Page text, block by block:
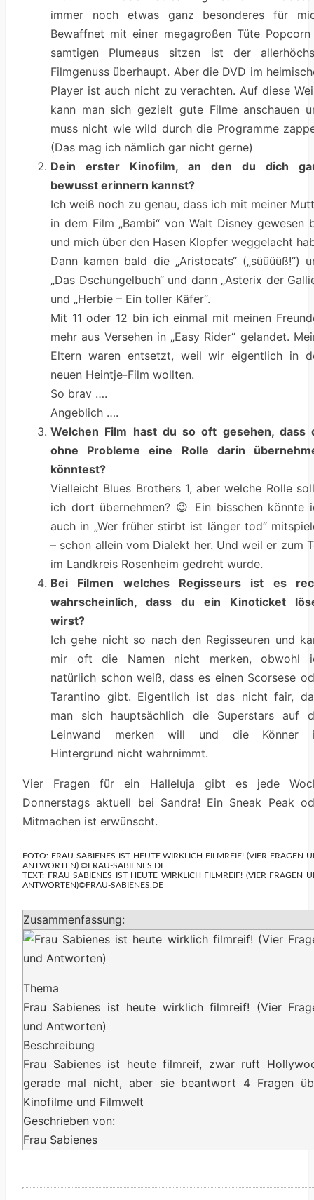
immer noch etwas ganz besonderes für
Bewaffnet mit einer megagroßen Tüte
samtigen Plumeaus sitzen ist der
Filmgenuss überhaupt. Aber die DVD im
Player ist auch nicht zu verachten. Auf diese
kann man sich gezielt gute Filme anschauen
muss nicht wie wild durch die Programme
(Das mag ich nämlich gar nicht gerne)
Dein erster Kinofilm, an den du dich
bewusst erinnern kannst?
Ich weiß noch zu genau, dass ich mit meiner
in dem Film „Bambi“ von Walt Disney gewesen
und mich über den Hasen Klopfer weggelacht
Dann kamen bald die „Aristocats“ („süüüüß!“)
„Das Dschungelbuch“ und dann „Asterix der
und „Herbie – Ein toller Käfer“.
Mit 11 oder 12 bin ich einmal mit meinen
mehr aus Versehen in „Easy Rider“ gelandet.
Eltern waren entsetzt, weil wir eigentlich in
neuen Heintje-Film wollten.
So brav ….
Angeblich ….
Welchen Film hast du so oft gesehen, dass
ohne Probleme eine Rolle darin
könntest?
Vielleicht Blues Brothers 1, aber welche Rolle
ich dort übernehmen? 😉 Ein bisschen könnte
auch in „Wer früher stirbt ist länger tod“
– schon allein vom Dialekt her. Und weil er zum
im Landkreis Rosenheim gedreht wurde.
Bei Filmen welches Regisseurs ist es
wahrscheinlich, dass du ein Kinoticket
wirst?
Ich gehe nicht so nach den Regisseuren und
mir oft die Namen nicht merken, obwohl
natürlich schon weiß, dass es einen Scorsese
Tarantino gibt. Eigentlich ist das nicht fair,
man sich hauptsächlich die Superstars auf
Leinwand merken will und die Könner
Hintergrund nicht wahrnimmt.
Vier Fragen für ein Halleluja gibt es jede
Donnerstags aktuell bei Sandra! Ein Sneak Peak
Mitmachen ist erwünscht.
FOTO: FRAU SABIENES IST HEUTE WIRKLICH FILMREIF! (VIER FRAGEN
ANTWORTEN) ©FRAU-SABIENES.DE
TEXT: FRAU SABIENES IST HEUTE WIRKLICH FILMREIF! (VIER FRAGEN
ANTWORTEN)©FRAU-SABIENES.DE
Zusammenfassung:
Thema
Frau Sabienes ist heute wirklich filmreif! (Vier
und Antworten)
Beschreibung
Frau Sabienes ist heute filmreif, zwar ruft
gerade mal nicht, aber sie beantwort 4 Fragen
Kinofilme und Filmwelt
Geschrieben von:
Frau Sabienes